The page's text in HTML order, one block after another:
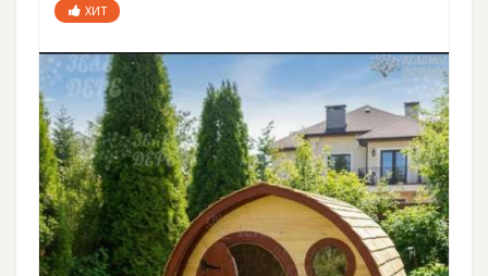
ХИТ